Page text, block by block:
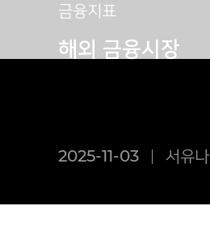
금융지표
해외 금융시장
2025-11-03 서유나